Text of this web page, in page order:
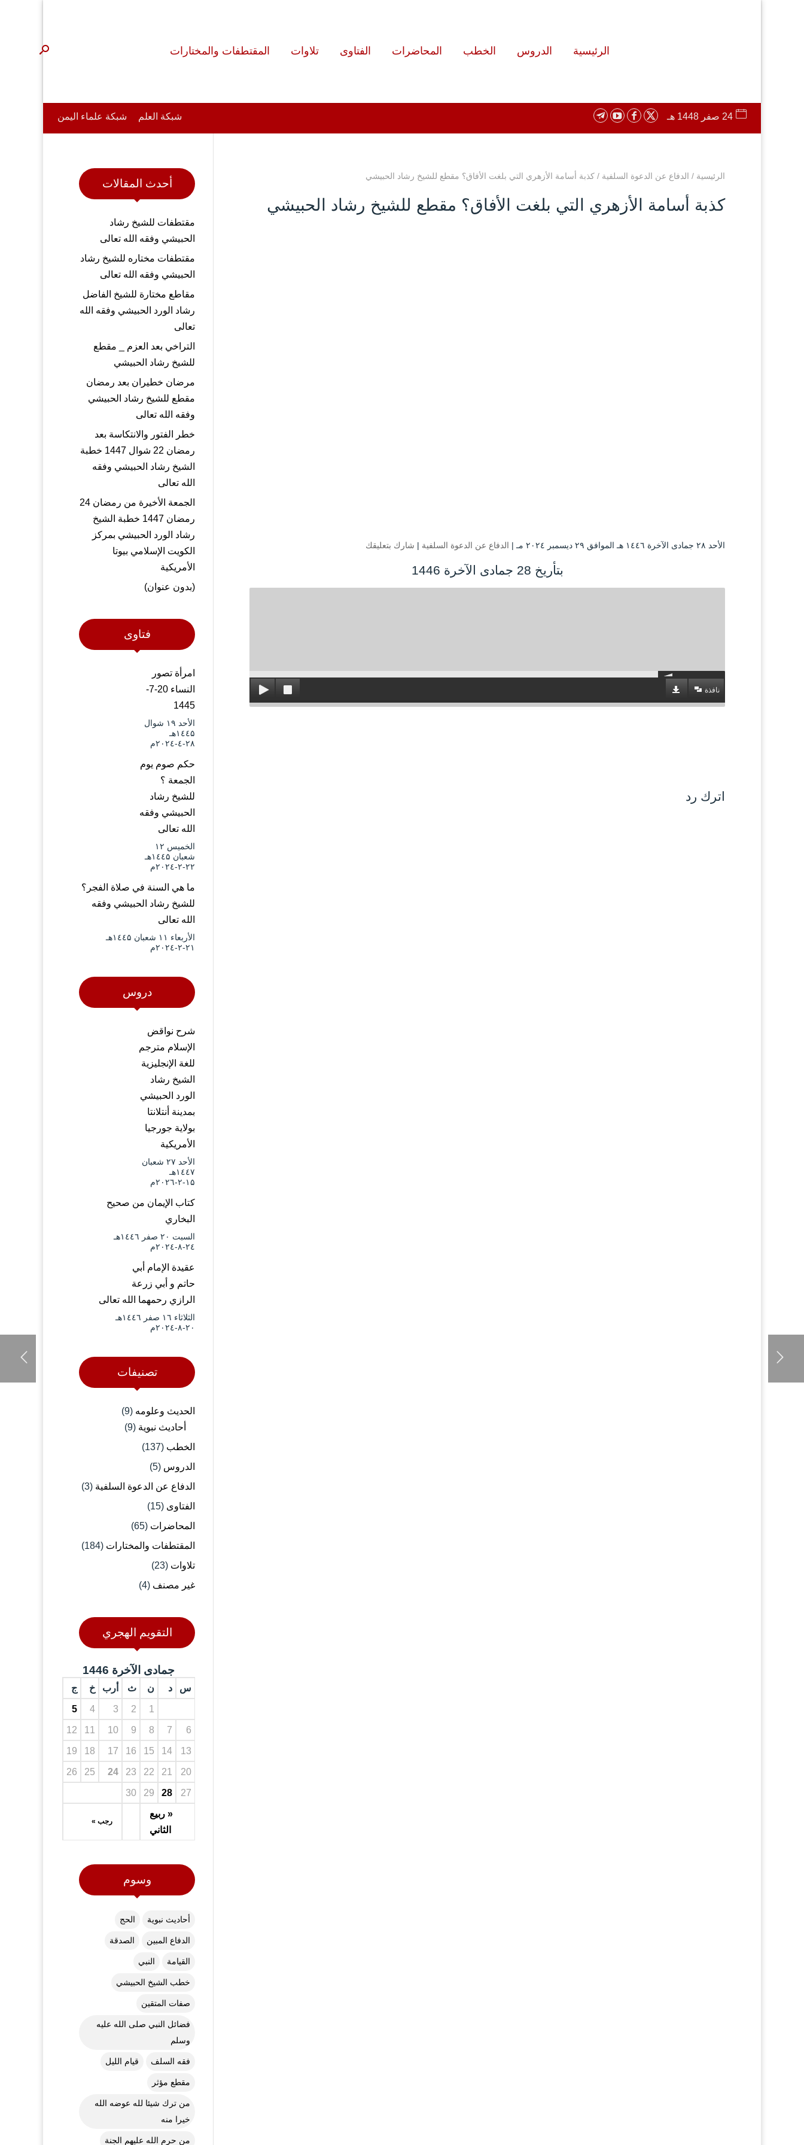
الرئيسية الدروس الخطب المحاضرات الفتاوى تلاوات المقتطفات والمختارات
24 صفر 1448 هـ شبكة العلم شبكة علماء اليمن
الرئيسية / الدفاع عن الدعوة السلفية / كذبة أسامة الأزهري التي بلغت الأفاق؟ مقطع للشيخ رشاد الحبيشي
كذبة أسامة الأزهري التي بلغت الأفاق؟ مقطع للشيخ رشاد الحبيشي
الأحد ۲۸ جمادى الآخرة ۱٤٤٦ هـ الموافق ۲۹ ديسمبر ۲۰۲٤ مـ | الدفاع عن الدعوة السلفية | شارك بتعليقك
بتأريخ 28 جمادى الآخرة 1446
نافذة
اترك رد
أحدث المقالات
مقتطفات للشيخ رشاد
الحبيشي وفقه الله تعالى
مقتطفات مختاره للشيخ رشاد
الحبيشي وفقه الله تعالى
مقاطع مختارة للشيخ الفاضل
رشاد الورد الحبيشي وفقه الله
تعالى
التراخي بعد العزم _ مقطع
للشيخ رشاد الحبيشي
مرضان خطيران بعد رمضان
مقطع للشيخ رشاد الحبيشي
وفقه الله تعالى
خطر الفتور والانتكاسة بعد
رمضان 22 شوال 1447 خطبة
الشيخ رشاد الحبيشي وفقه
الله تعالى
الجمعة الأخيرة من رمضان 24
رمضان 1447 خطبة الشيخ
رشاد الورد الحبيشي بمركز
الكويت الإسلامي بيوتا
الأمريكية
(بدون عنوان)
فتاوى
امرأة تصور
النساء 20-7-
1445
الأحد ۱۹ شوال
۱٤٤۵هـ
۲۸-٤-۲۰۲٤م
حكم صوم يوم
الجمعة ؟
للشيخ رشاد
الحبيشي وفقه
الله تعالى
الخميس ۱۲
شعبان ۱٤٤۵هـ
۲۲-۲-۲۰۲٤م
ما هي السنة في صلاة الفجر؟
للشيخ رشاد الحبيشي وفقه
الله تعالى
الأربعاء ۱۱ شعبان ۱٤٤۵هـ
۲۱-۲-۲۰۲٤م
دروس
شرح نواقض
الإسلام مترجم
للغة الإنجليزية
الشيخ رشاد
الورد الحبيشي
بمدينة أنتلانتا
بولاية جورجيا
الأمريكية
الأحد ۲۷ شعبان
۱٤٤۷هـ
۱۵-۲-۲۰۲٦م
كتاب الإيمان من صحيح
البخاري
السبت ۲۰ صفر ۱٤٤٦هـ
۲٤-۸-۲۰۲٤م
عقيدة الإمام أبي
حاتم و أبي زرعة
الرازي رحمهما الله تعالى
الثلاثاء ۱٦ صفر ۱٤٤٦هـ
۲۰-۸-۲۰۲٤م
تصنيفات
الحديث وعلومه (9)
أحاديث نبوية (9)
الخطب (137)
الدروس (5)
الدفاع عن الدعوة السلفية (3)
الفتاوى (15)
المحاضرات (65)
المقتطفات والمختارات (184)
تلاوات (23)
غير مصنف (4)
التقويم الهجري
جمادى الآخرة 1446
س د ن ث أرب خ ج
« ربيع
الثاني
رجب »
1
2
3
4
5
6
7
8
9
10
11
12
13
14
15
16
17
18
19
20
21
22
23
24
25
26
27
28
29
30
وسوم
أحاديث نبوية الحج
الدفاع المبين الصدقة
القيامة النبي
خطب الشيخ الحبيشي
صفات المتقين
فضائل النبي صلى الله عليه
وسلم
فقه السلف قيام الليل
مقطع مؤثر
من ترك شيئا لله عوضه الله
خيرا منه
من حرم الله عليهم الجنة